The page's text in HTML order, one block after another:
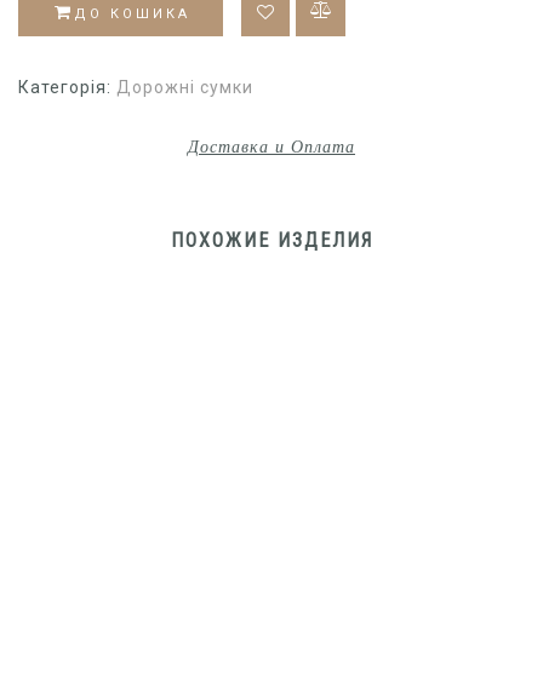
ДО КОШИКА
Категорія: Дорожні сумки
Доставка и Оплата
ПОХОЖИЕ ИЗДЕЛИЯ